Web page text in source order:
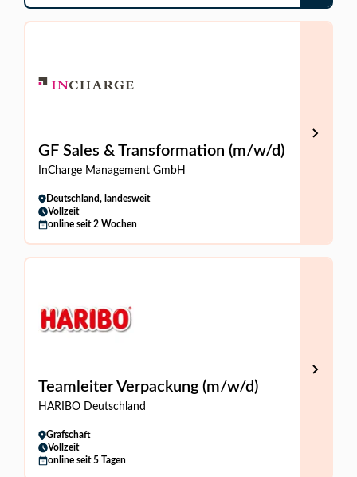
GF Sales & Transformation (m/w/d)
InCharge Management GmbH
Deutschland, landesweit
Vollzeit
online seit 2 Wochen
Teamleiter Verpackung (m/w/d)
HARIBO Deutschland
Grafschaft
Vollzeit
online seit 5 Tagen